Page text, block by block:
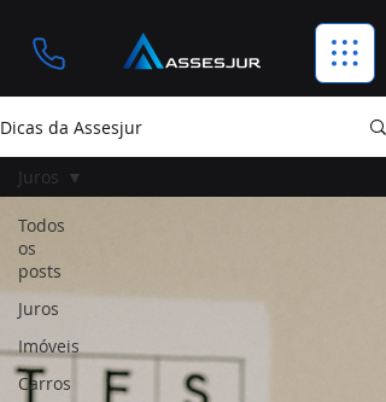
Dicas da Assesjur
Todos
os
posts
Juros
Imóveis
Carros
Juros